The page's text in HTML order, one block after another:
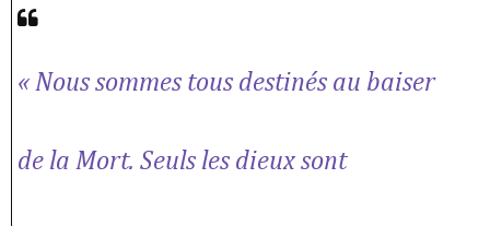
« Nous sommes tous destinés au baiser
de la Mort. Seuls les dieux sont